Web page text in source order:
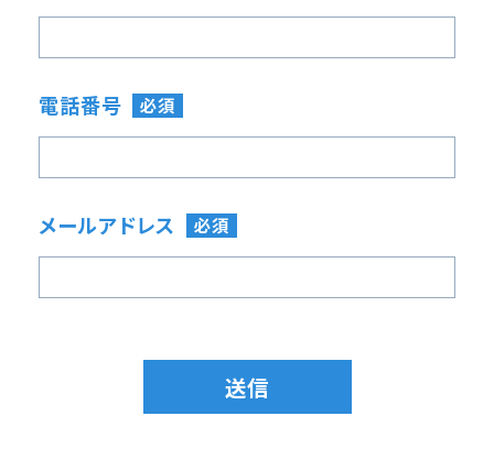
電話番号 必須
メールアドレス 必須